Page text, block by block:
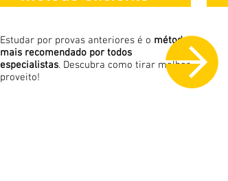
Estudar por provas anteriores é o método
mais recomendado por todos
especialistas. Descubra como tirar melhor
proveito!